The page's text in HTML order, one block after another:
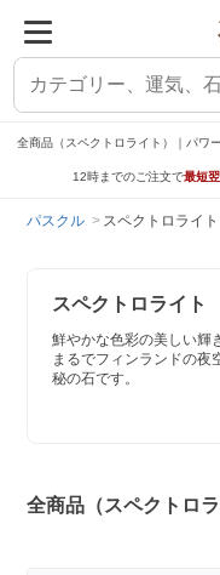
全商品（スペクトロライト）｜パワ
12時までのご注文で最短
パスクル スペクトロライト
スペクトロライト
鮮やかな色彩の美しい輝
まるでフィンランドの夜
秘の石です。
全商品（スペクトロラ